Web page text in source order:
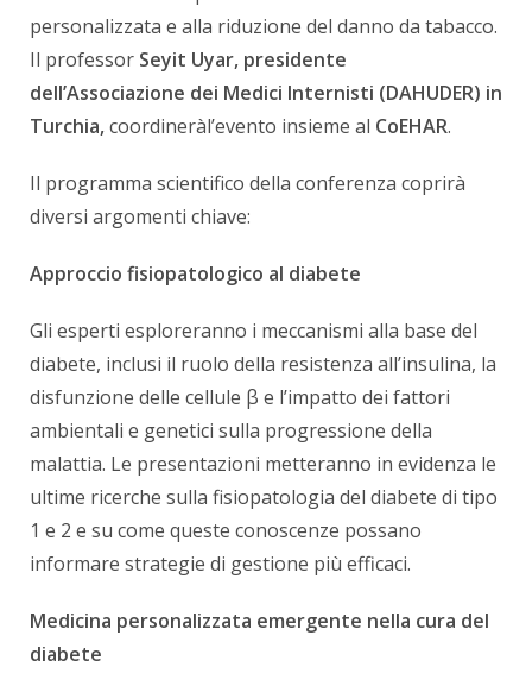
personalizzata e alla riduzione del danno da tabacco.
Il professor Seyit Uyar, presidente
dell’Associazione dei Medici Internisti (DAHUDER) in
Turchia,coordineràl’evento insieme al CoEHAR.
Il programma scientifico della conferenza coprirà
diversi argomenti chiave:
Approccio fisiopatologico al diabete
Gli esperti esploreranno i meccanismi alla base del
diabete, inclusi il ruolo della resistenza all’insulina, la
disfunzione delle cellule β e l’impatto dei fattori
ambientali e genetici sulla progressione della
malattia. Le presentazioni metteranno in evidenza le
ultime ricerche sulla fisiopatologia del diabete di tipo
1 e 2 e su come queste conoscenze possano
informare strategie di gestione più efficaci.
Medicina personalizzata emergente nella cura del
diabete